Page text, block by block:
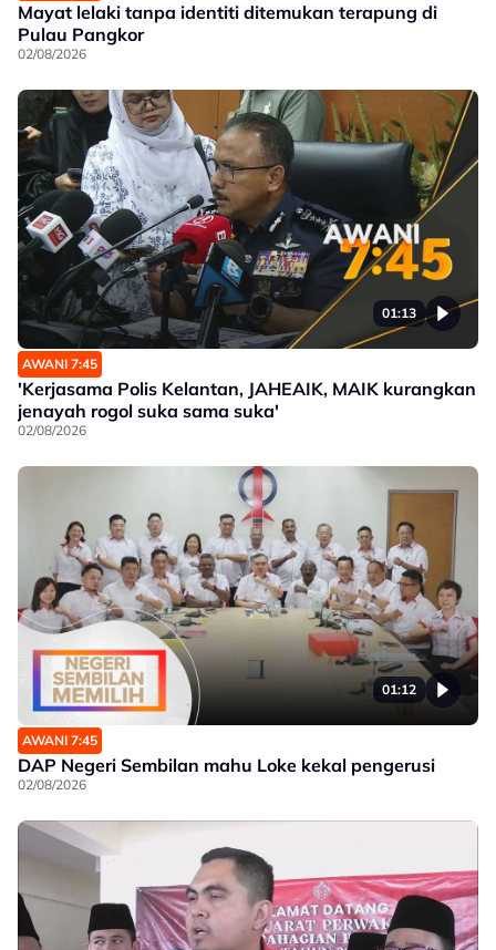
Mayat lelaki tanpa identiti ditemukan terapung di
Pulau Pangkor
02/08/2026
01:13
AWANI 7:45
'Kerjasama Polis Kelantan, JAHEAIK, MAIK kurangkan
jenayah rogol suka sama suka'
02/08/2026
01:12
AWANI 7:45
DAP Negeri Sembilan mahu Loke kekal pengerusi
02/08/2026